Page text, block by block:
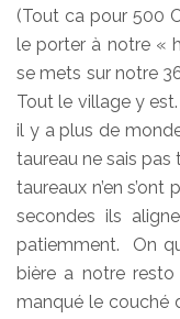
(Tout ca pour 500
le porter à notre «
se mets sur notre
Tout le village y
il y a plus de
taureau ne sais pas
taureaux n’en
secondes ils
patiemment. On
bière a notre
manqué le couché